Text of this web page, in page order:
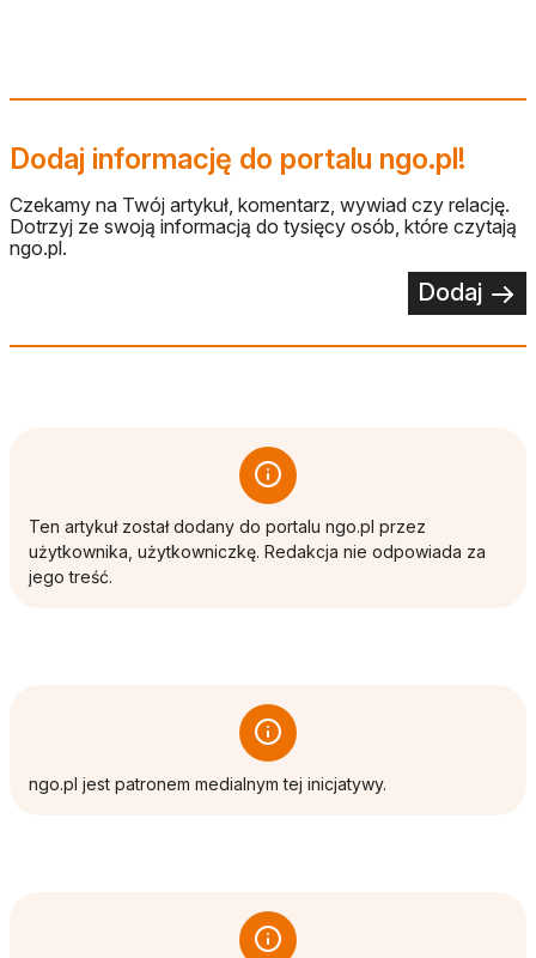
Dodaj informację do portalu ngo.pl!
Czekamy na Twój artykuł, komentarz, wywiad czy relację.
Dotrzyj ze swoją informacją do tysięcy osób, które czytają
ngo.pl.
Dodaj
Ten artykuł został dodany do portalu ngo.pl przez
użytkownika, użytkowniczkę. Redakcja nie odpowiada za
jego treść.
ngo.pl jest patronem medialnym tej inicjatywy.